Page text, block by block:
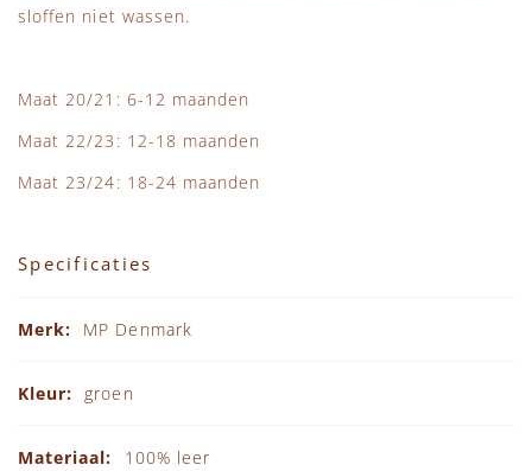
sloffen niet wassen.
Maat 20/21: 6-12 maanden
Maat 22/23: 12-18 maanden
Maat 23/24: 18-24 maanden
Specificaties
MP Denmark
groen
100% leer